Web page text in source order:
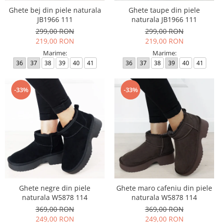
Ghete bej din piele naturala
JB1966 111
299,00 RON
219,00 RON
Marime:
36 37 38 39 40 41
Ghete taupe din piele
naturala JB1966 111
299,00 RON
219,00 RON
Marime:
36 37 38 39 40 41
-33%
Ghete negre din piele
naturala W5878 114
369,00 RON
249,00 RON
-33%
Ghete maro cafeniu din piele
naturala W5878 114
369,00 RON
249,00 RON